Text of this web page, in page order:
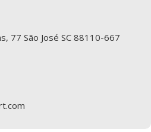
77 São José SC 88110-667